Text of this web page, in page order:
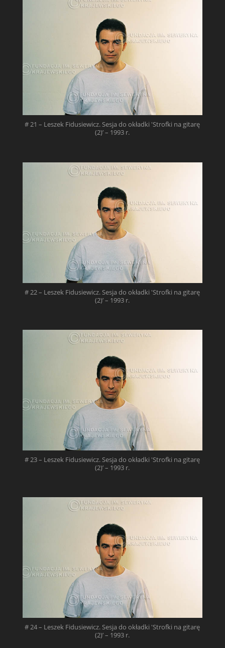
# 21 – Leszek Fidusiewicz. Sesja do okładki 'Strofki na gitarę
(2)’ – 1993 r.
# 22 – Leszek Fidusiewicz. Sesja do okładki 'Strofki na gitarę
(2)’ – 1993 r.
# 23 – Leszek Fidusiewicz. Sesja do okładki 'Strofki na gitarę
(2)’ – 1993 r.
# 24 – Leszek Fidusiewicz. Sesja do okładki 'Strofki na gitarę
(2)’ – 1993 r.